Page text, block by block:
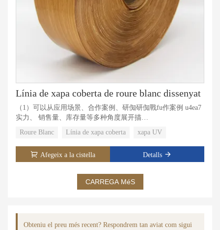
Línia de xapa coberta de roure blanc dissenyat
（1）可以从应用场景、合作案例、研倁研倁戰fu作案例 u4ea7
实力、 销售量、库存量等多种角度展开描
（2）分为3段进行填写，每段带有1-3个关个关个关个
关%uffu5�u5段带有1 7符数 限制：150-200（1）可以从应用
场景、合作合作栘4%u3作栘4%u3栔%u 6280术、生 产实力、
Roure Blanc Línia de xapa coberta xapa UV
Afegeix a la cistella Detalls
CARREGA MéS
Obteniu el preu més recent? Respondrem tan aviat com sigui